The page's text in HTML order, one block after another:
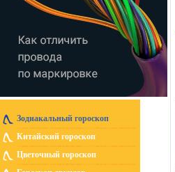
Зодиакальный гороскоп
Китайский гороскоп
Цветочный гороскоп